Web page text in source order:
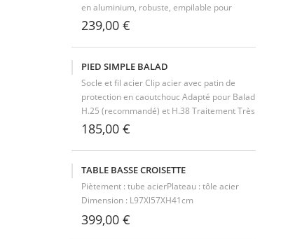
en aluminium, robuste, empilable pour
faciliter le rangement de votre terrasse.
Appréciez ses lignes évidentes, offrant
la légèreté et la résistance de l’aluminium,...
239,00 €
PIED SIMPLE BALAD
Socle et fil acier Clip acier avec patin de
protection en caoutchouc Adapté pour Balad
H.25 (recommandé) et H.38 Traitement Très
Haute Protection pour usage extérieur
Peinture poudre anti-UV
185,00 €
TABLE BASSE CROISETTE
Piètement : tube acierPlateau : tôle acier
Dimension : L97Xl57XH41cm
399,00 €